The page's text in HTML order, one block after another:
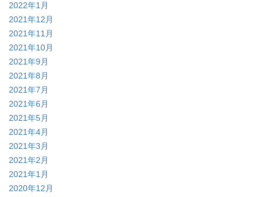
2022年1月
2021年12月
2021年11月
2021年10月
2021年9月
2021年8月
2021年7月
2021年6月
2021年5月
2021年4月
2021年3月
2021年2月
2021年1月
2020年12月